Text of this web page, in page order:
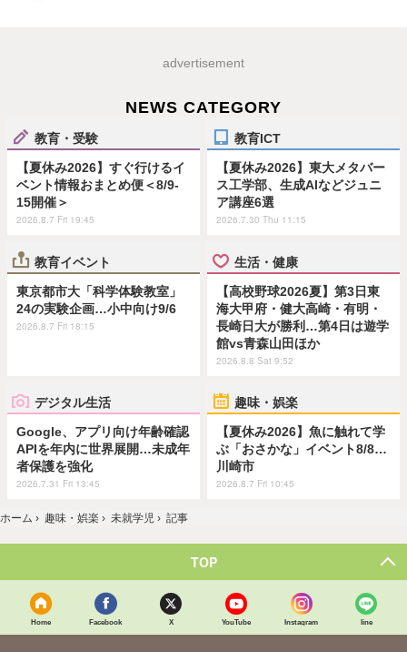
advertisement
NEWS CATEGORY
教育・受験
【夏休み2026】すぐ行けるイ
ベント情報おまとめ便＜8/9-
15開催＞
2026.8.7 Fri 19:45
教育ICT
【夏休み2026】東大メタバー
ス工学部、生成AIなどジュニ
ア講座6選
2026.7.30 Thu 11:15
教育イベント
東京都市大「科学体験教室」
24の実験企画…小中向け9/6
2026.8.7 Fri 18:15
生活・健康
【高校野球2026夏】第3日東
海大甲府・健大高崎・有明・
長崎日大が勝利…第4日は遊学
館vs青森山田ほか
2026.8.8 Sat 9:52
デジタル生活
Google、アプリ向け年齢確認
APIを年内に世界展開…未成年
者保護を強化
2026.7.31 Fri 13:45
趣味・娯楽
【夏休み2026】魚に触れて学
ぶ「おさかな」イベント8/8…
川崎市
2026.8.7 Fri 10:45
ホーム › 趣味・娯楽 › 未就学児 › 記事
TOP
Home Facebook X YouTube Instagram line